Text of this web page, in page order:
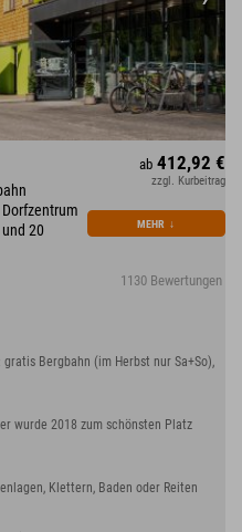
20
1130 Bewertungen
ab 412,92 €
zzgl. Kurbeitrag
MEHR ↓
Bergbahn (im Herbst nur Sa+So),
wurde 2018 zum schönsten Platz
Klettern, Baden oder Reiten